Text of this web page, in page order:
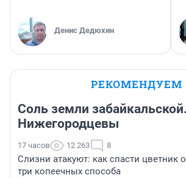
Денис Дедюхин
РЕКОМЕНДУЕМ
Соль земли забайкальской.
Нижегородцевы
17 часов 12 263 8
Слизни атакуют: как спасти цветник
три копеечных способа